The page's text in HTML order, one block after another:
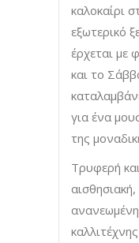
καλοκαίρι
εξωτερικό
έρχεται με
και το
για ένα
της
Τρυφερή
ανανεωμένη